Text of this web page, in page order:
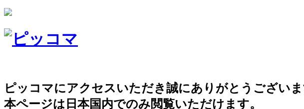
ピッコマにアクセスいただき誠にありがとうございま
本ページは日本国内でのみ閲覧いただけます。